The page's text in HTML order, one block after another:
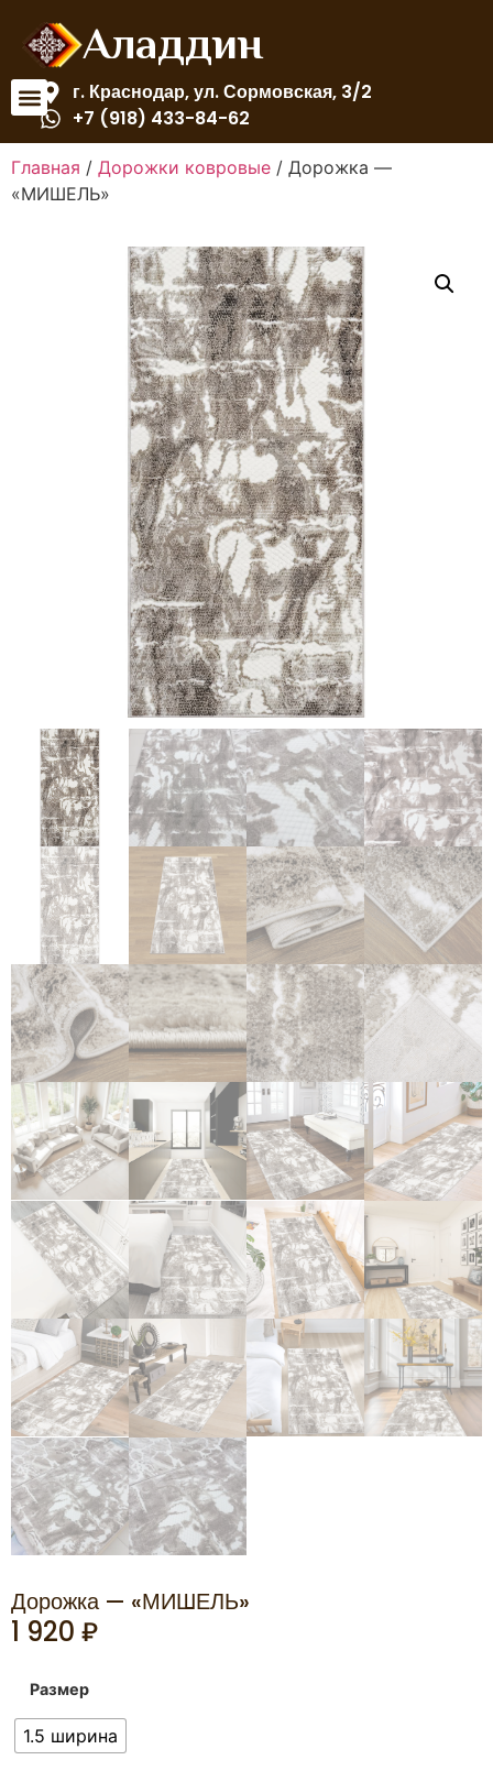
Аладдин
г. Краснодар, ул. Сормовская, 3/2
+7 (918) 433-84-62
Главная / Дорожки ковровые / Дорожка —
«МИШЕЛЬ»
Дорожка — «МИШЕЛЬ»
1 920 ₽
Размер
1.5 ширина